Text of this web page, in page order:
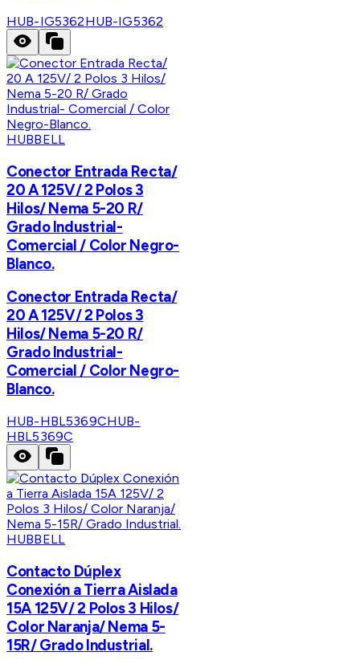
HUB-IG5362HUB-IG5362
HUBBELL
Conector Entrada Recta/
20 A 125V/ 2 Polos 3
Hilos/ Nema 5-20 R/
Grado Industrial-
Comercial / Color Negro-
Blanco.
Conector Entrada Recta/
20 A 125V/ 2 Polos 3
Hilos/ Nema 5-20 R/
Grado Industrial-
Comercial / Color Negro-
Blanco.
HUB-HBL5369CHUB-
HBL5369C
HUBBELL
Contacto Dúplex
Conexión a Tierra Aislada
15A 125V/ 2 Polos 3 Hilos/
Color Naranja/ Nema 5-
15R/ Grado Industrial.